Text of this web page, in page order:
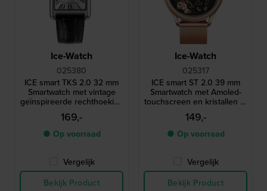
Ice-Watch
025380
ICE smart TKS 2.0 32 mm
Smartwatch met vintage
geïnspireerde rechthoekige
kast en 1,41" Amoled
touchscreen
169,-
● Op voorraad
Vergelijk
Bekijk Product
Ice-Watch
025317
ICE smart ST 2.0 39 mm
Smartwatch met Amoled-
touchscreen en kristallen in
lunette
149,-
● Op voorraad
Vergelijk
Bekijk Product